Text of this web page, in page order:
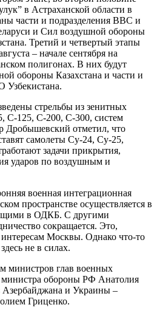
в Астраханской области в
части и подразделения ВВС и
и Сил воздушной обороны
Третий и четвертый этапы
– начале сентября на
полигонах. В них будут
обороны Казахстана и части и
стрельбы из зенитных
С-125, С-200, С-300, систем
Дробышевский отметил, что
самолеты Су-24, Су-25,
задачи прикрытия,
ударов по воздушным и
военная интеграционная
пространстве осуществляется в
в ОДКБ. С другими
сокращается. Это,
интересам Москвы. Однако что-то
не в силах.
министров глав военных
министра обороны РФ Анатолия
Азербайджана и Украины –
Гриценко.